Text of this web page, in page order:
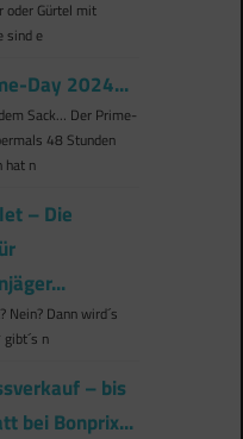
oder Gürtel mit
sind e
Day 2024...
Sack… Der Prime-
48 Stunden
hat n
– Die
Nein? Dann wird´s
n
– bis
bei Bonprix...